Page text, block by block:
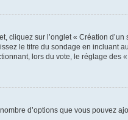
cliquez sur l’onglet « Création
le titre du sondage en
lors du vote, le réglage
d’options que vous